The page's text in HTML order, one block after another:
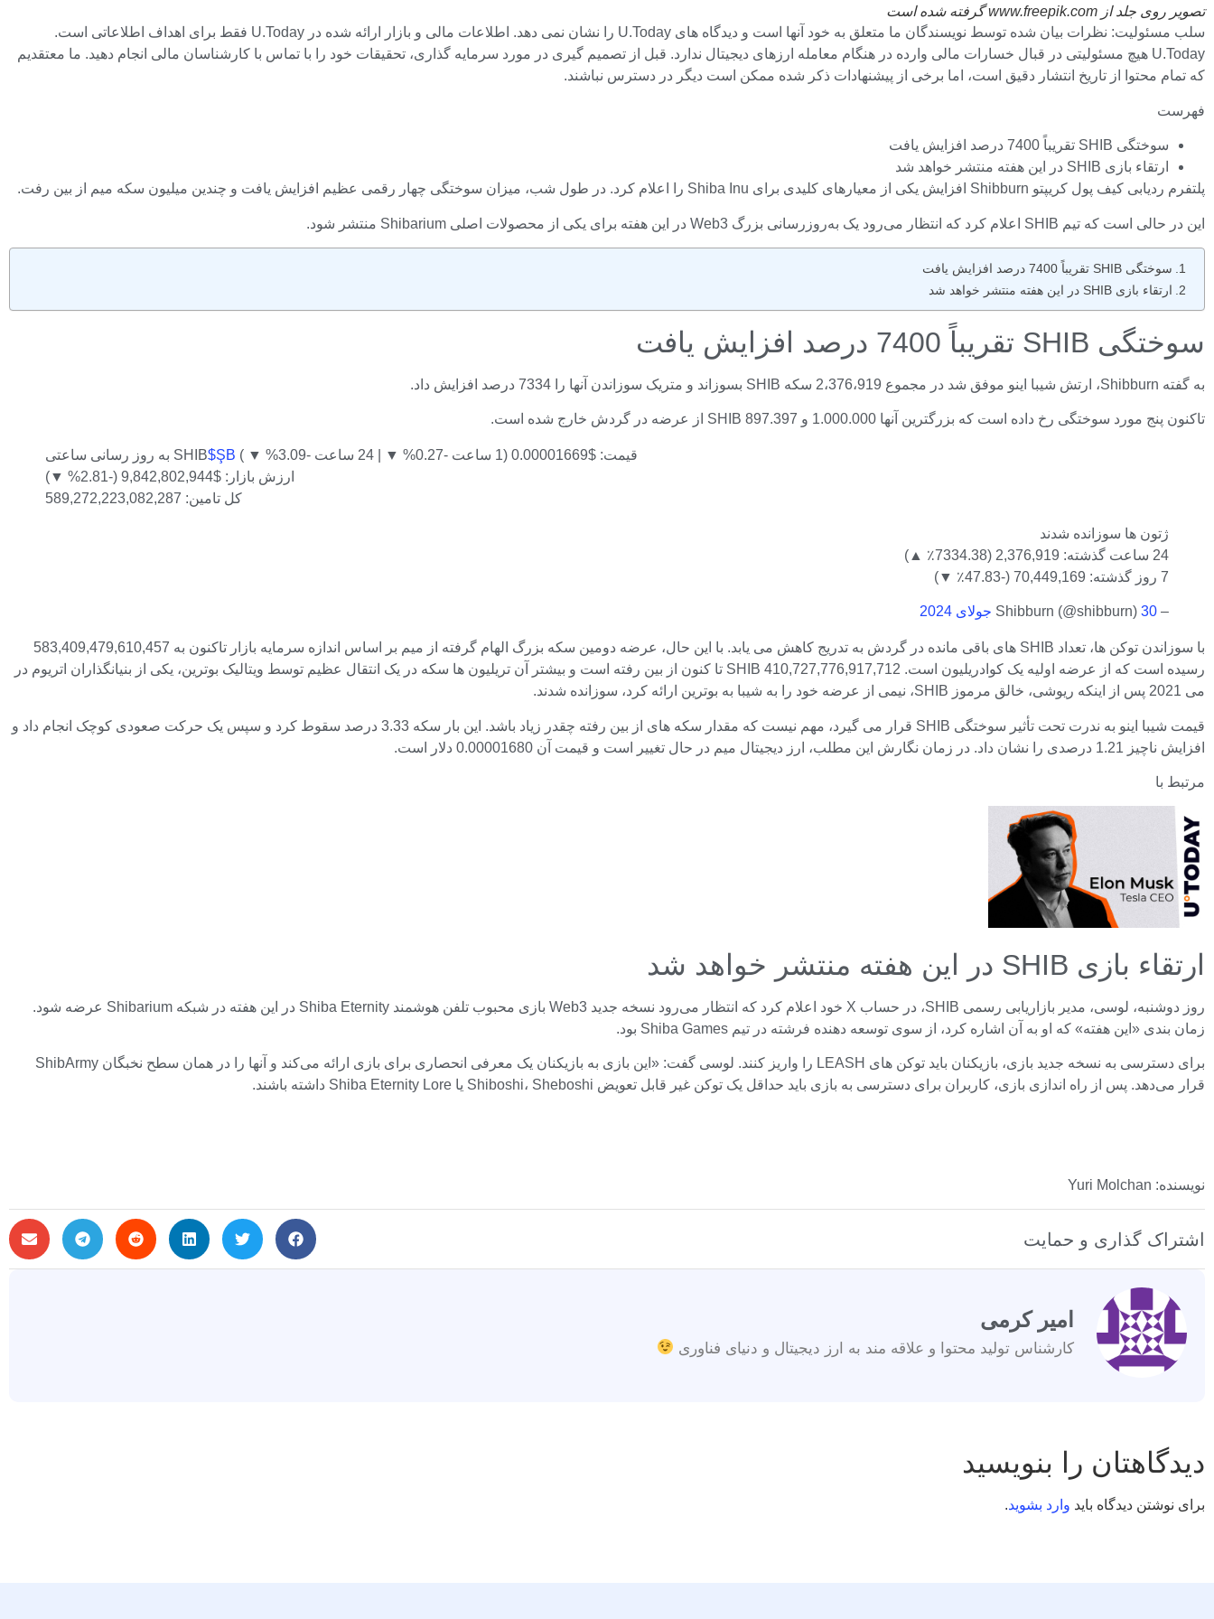
تصویر روی جلد از www.freepik.com گرفته شده است
سلب مسئولیت: نظرات بیان شده توسط نویسندگان ما متعلق به خود آنها است و دیدگاه های U.Today را نشان نمی دهد. اطلاعات مالی و بازار ارائه شده در U.Today فقط برای اهداف اطلاعاتی است.
U.Today هیچ مسئولیتی در قبال خسارات مالی وارده در هنگام معامله ارزهای دیجیتال ندارد. قبل از تصمیم گیری در مورد سرمایه گذاری، تحقیقات خود را با تماس با کارشناسان مالی انجام دهید. ما معتقدیم
که تمام محتوا از تاریخ انتشار دقیق است، اما برخی از پیشنهادات ذکر شده ممکن است دیگر در دسترس نباشند.
فهرست
سوختگی SHIB تقریباً 7400 درصد افزایش یافت
ارتقاء بازی SHIB در این هفته منتشر خواهد شد
پلتفرم ردیابی کیف پول کریپتو Shibburn افزایش یکی از معیارهای کلیدی برای Shiba Inu را اعلام کرد. در طول شب، میزان سوختگی چهار رقمی عظیم افزایش یافت و چندین میلیون سکه میم از بین رفت.
این در حالی است که تیم SHIB اعلام کرد که انتظار می‌رود یک به‌روزرسانی بزرگ Web3 در این هفته برای یکی از محصولات اصلی Shibarium منتشر شود.
سوختگی SHIB تقریباً 7400 درصد افزایش یافت
ارتقاء بازی SHIB در این هفته منتشر خواهد شد
سوختگی SHIB تقریباً 7400 درصد افزایش یافت
به گفته Shibburn، ارتش شیبا اینو موفق شد در مجموع 2،376،919 سکه SHIB بسوزاند و متریک سوزاندن آنها را 7334 درصد افزایش داد.
تاکنون پنج مورد سوختگی رخ داده است که بزرگترین آنها 1.000.000 و 897.397 SHIB از عرضه در گردش خارج شده است.
به روز رسانی ساعتی SHIB$ŞB
قیمت: $0.00001669 (1 ساعت -0.27% ▼ | 24 ساعت -3.09% ▼ )
ارزش بازار: $9,842,802,944 (-2.81% ▼)
کل تامین: 589,272,223,082,287
ژتون ها سوزانده شدند
24 ساعت گذشته: 2,376,919 (7334.38٪ ▲)
7 روز گذشته: 70,449,169 (-47.83٪ ▼)
– Shibburn (@shibburn) 30 جولای 2024
با سوزاندن توکن ها، تعداد SHIB های باقی مانده در گردش به تدریج کاهش می یابد. با این حال، عرضه دومین سکه بزرگ الهام گرفته از میم بر اساس اندازه سرمایه بازار تاکنون به 583,409,479,610,457
رسیده است که از عرضه اولیه یک کوادریلیون است. 410,727,776,917,712 SHIB تا کنون از بین رفته است و بیشتر آن تریلیون ها سکه در یک انتقال عظیم توسط ویتالیک بوترین، یکی از بنیانگذاران اتریوم در
می 2021 پس از اینکه ریوشی، خالق مرموز SHIB، نیمی از عرضه خود را به شیبا به بوترین ارائه کرد، سوزانده شدند.
قیمت شیبا اینو به ندرت تحت تأثیر سوختگی SHIB قرار می گیرد، مهم نیست که مقدار سکه های از بین رفته چقدر زیاد باشد. این بار سکه 3.33 درصد سقوط کرد و سپس یک حرکت صعودی کوچک انجام داد و
افزایش ناچیز 1.21 درصدی را نشان داد. در زمان نگارش این مطلب، ارز دیجیتال میم در حال تغییر است و قیمت آن 0.00001680 دلار است.
مرتبط با
ارتقاء بازی SHIB در این هفته منتشر خواهد شد
روز دوشنبه، لوسی، مدیر بازاریابی رسمی SHIB، در حساب X خود اعلام کرد که انتظار می‌رود نسخه جدید Web3 بازی محبوب تلفن هوشمند Shiba Eternity در این هفته در شبکه Shibarium عرضه شود.
زمان بندی «این هفته» که او به آن اشاره کرد، از سوی توسعه دهنده فرشته در تیم Shiba Games بود.
برای دسترسی به نسخه جدید بازی، بازیکنان باید توکن های LEASH را واریز کنند. لوسی گفت: «این بازی به بازیکنان یک معرفی انحصاری برای بازی ارائه می‌کند و آنها را در همان سطح نخبگان ShibArmy
قرار می‌دهد. پس از راه اندازی بازی، کاربران برای دسترسی به بازی باید حداقل یک توکن غیر قابل تعویض Shiboshi، Sheboshi یا Shiba Eternity Lore داشته باشند.
نویسنده: Yuri Molchan
اشتراک گذاری و حمایت
امیر کرمی
کارشناس تولید محتوا و علاقه مند به ارز دیجیتال و دنیای فناوری
دیدگاهتان را بنویسید
برای نوشتن دیدگاه باید وارد بشوید.